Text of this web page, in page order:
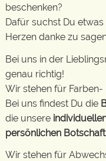
beschenken?
Dafür suchst Du
Herzen danke zu
Bei uns in der
genau richtig!
Wir stehen für
Bei uns findest Du die
die unsere
persönlichen Botschaft
Wir stehen für